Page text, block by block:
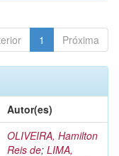
1 Próxima
Autor(es)
OLIVEIRA, Hamilton
Reis de; LIMA,